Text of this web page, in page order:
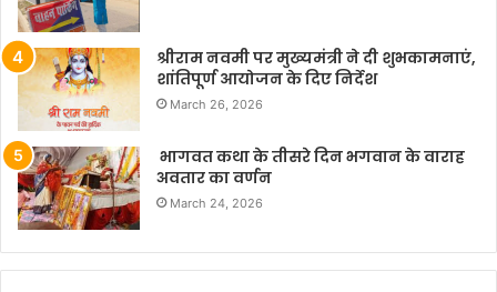
श्रीराम नवमी पर मुख्यमंत्री ने दी शुभकामनाएं,
शांतिपूर्ण आयोजन के दिए निर्देश
March 26, 2026
भागवत कथा के तीसरे दिन भगवान के वाराह
अवतार का वर्णन
March 24, 2026